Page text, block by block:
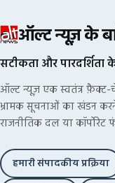
ऑल्ट न्यूज़ के
सटीकता और पारदर्शिता के
ऑल्ट न्यूज़ एक स्वतंत्र फ़ैक्ट-
भ्रामक सूचनाओं का खंडन
राजनीतिक दल या
हमारी संपादकीय प्रक्रिया